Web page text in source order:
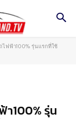
ไฟฟ้า100% รุ่นแรกที่ใช้
า100% รุ่น